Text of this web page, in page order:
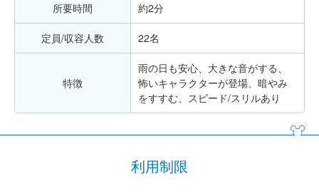
所要時間 約2分
定員/収容人数 22名
特徴
雨の日も安心、大きな音がする、
怖いキャラクターが登場、暗やみ
をすすむ、スピード/スリルあり
利用制限